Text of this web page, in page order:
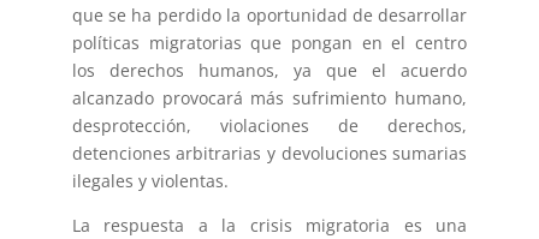
que se ha perdido la oportunidad de desarrollar
políticas migratorias que pongan en el centro
los derechos humanos, ya que el acuerdo
alcanzado provocará más sufrimiento humano,
desprotección, violaciones de derechos,
detenciones arbitrarias y devoluciones sumarias
ilegales y violentas.
La respuesta a la crisis migratoria es una